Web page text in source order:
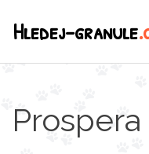
Hledej-granule